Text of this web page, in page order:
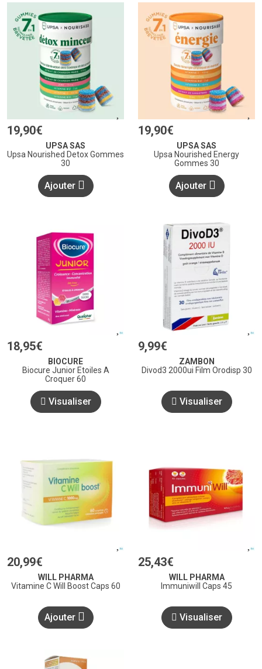
19,90€
UPSA SAS
Upsa Nourished Detox Gommes
30
Ajouter
19,90€
UPSA SAS
Upsa Nourished Energy
Gommes 30
Ajouter
18,95€
BIOCURE
Biocure Junior Etoiles A
Croquer 60
Visualiser
9,99€
ZAMBON
Divod3 2000ui Film Orodisp 30
Visualiser
20,99€
WILL PHARMA
Vitamine C Will Boost Caps 60
Ajouter
25,43€
WILL PHARMA
Immuniwill Caps 45
Visualiser